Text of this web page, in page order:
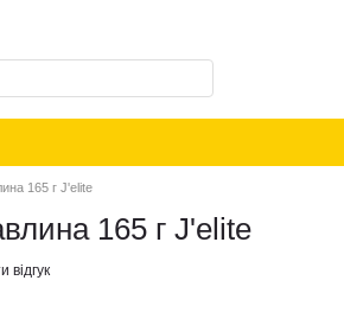
165 г J'elite
165 г J'elite
відгук